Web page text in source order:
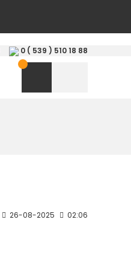
0 ( 539 ) 510 18 88
26-08-2025 02:06